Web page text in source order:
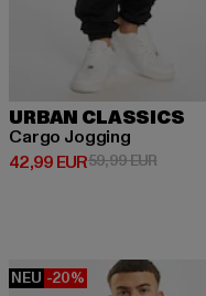
URBAN CLASSICS
Cargo Jogging
42,99 EUR
Derzeitiger Preis: 42,99
59,99 EUR
NEU -20%